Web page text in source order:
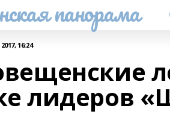
панорама
16:24
лидеров